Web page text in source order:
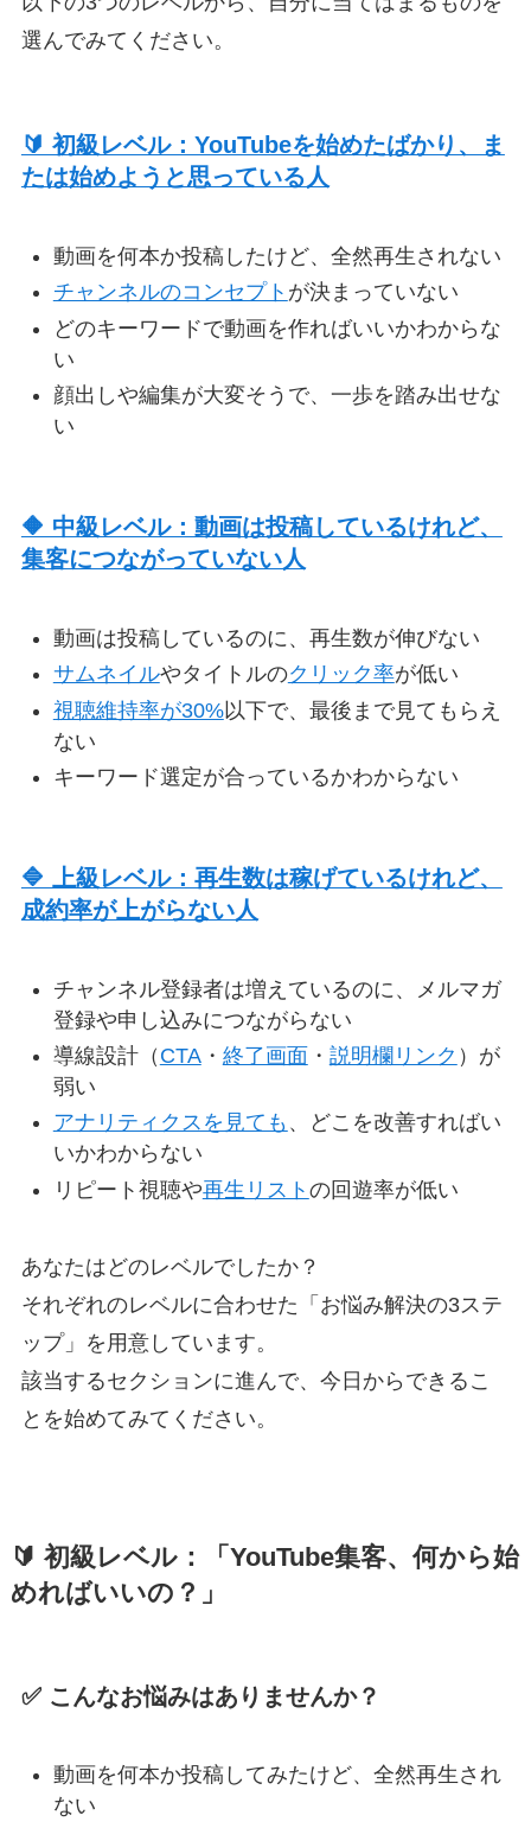
選んでみてください。
🔰 初級レベル：YouTubeを始めたばかり、ま
たは始めようと思っている人
動画を何本か投稿したけど、全然再生されない
チャンネルのコンセプト が決まっていない
どのキーワードで動画を作ればいいかわからな
い
顔出しや編集が大変そうで、一歩を踏み出せな
い
🔶 中級レベル：動画は投稿しているけれど、
集客につながっていない人
動画は投稿しているのに、再生数が伸びない
サムネイルやタイトルのクリック率が低い
視聴維持率が30%以下で、最後まで見てもらえ
ない
キーワード選定が合っているかわからない
🔷 上級レベル：再生数は稼げているけれど、
成約率が上がらない人
チャンネル登録者は増えているのに、メルマガ
登録や申し込みにつながらない
導線設計（ CTA・ 終了画面 ・ 説明欄リンク ）が
弱い
アナリティクスを見ても 、どこを改善すればい
いかわからない
リピート視聴や再生リスト の回遊率が低い
あなたはどのレベルでしたか？
それぞれのレベルに合わせた「お悩み解決の3ステ
ップ」を用意しています。
該当するセクションに進んで、今日からできるこ
とを始めてみてください。
🔰 初級レベル：「YouTube集客、何から始
めればいいの？」
✅ こんなお悩みはありませんか？
動画を何本か投稿してみたけど、全然再生され
ない